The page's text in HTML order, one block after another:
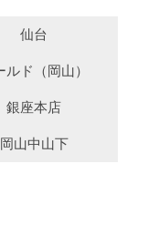
仙台
ルド（岡山）
銀座本店
岡山中山下